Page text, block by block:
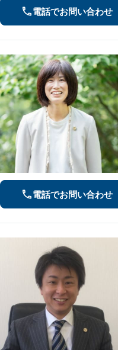
電話でお問い合わせ
電話でお問い合わせ